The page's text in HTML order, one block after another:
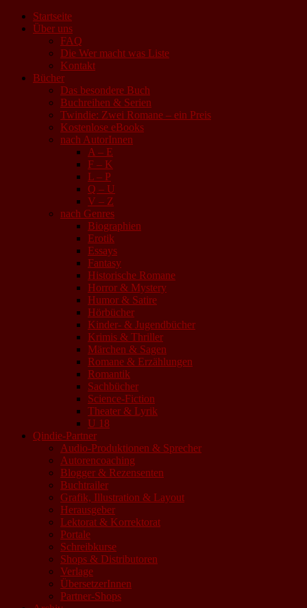
Startseite
Über uns
FAQ
Die Wer macht was Liste
Kontakt
Bücher
Das besondere Buch
Buchreihen & Serien
Twindie: Zwei Romane – ein Preis
Kostenlose eBooks
nach AutorInnen
A – E
F – K
L – P
Q – U
V – Z
nach Genres
Biographien
Erotik
Essays
Fantasy
Historische Romane
Horror & Mystery
Humor & Satire
Hörbücher
Kinder- & Jugendbücher
Krimis & Thriller
Märchen & Sagen
Romane & Erzählungen
Romantik
Sachbücher
Science-Fiction
Theater & Lyrik
U 18
Qindie-Partner
Audio-Produktionen & Sprecher
Autorencoaching
Blogger & Rezensenten
Buchtrailer
Grafik, Illustration & Layout
Herausgeber
Lektorat & Korrektorat
Portale
Schreibkurse
Shops & Distributoren
Verlage
ÜbersetzerInnen
Partner-Shops